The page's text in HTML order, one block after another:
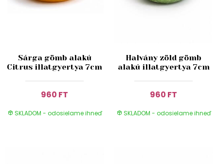
Sárga gömb alakú
Citrus illatgyertya 7cm
960 FT
SKLADOM - odosielame ihneď
Halvány zöld gömb
alakú illatgyertya 7cm
960 FT
SKLADOM - odosielame ihneď